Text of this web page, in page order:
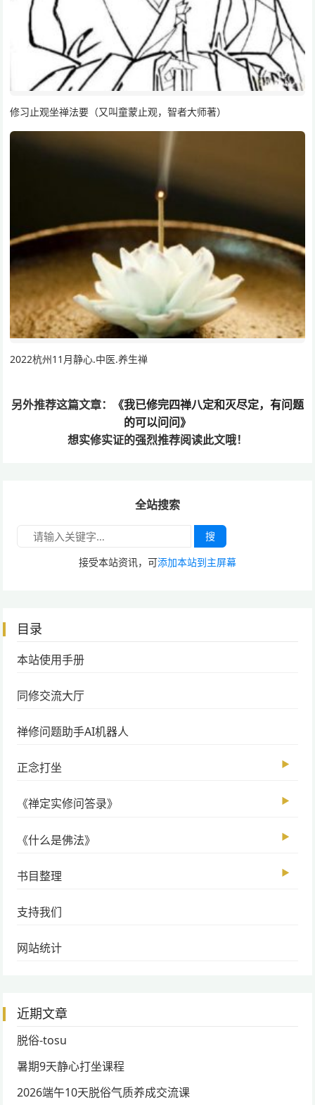
修习止观坐禅法要（又叫童蒙止观，智者大师著）
2022杭州11月静心.中医.养生禅
另外推荐这篇文章：
《我已修完四禅八定和灭尽定，有问题
的可以问问》
想实修实证的强烈推荐阅读此文哦！
全站搜索
搜
接受本站资讯，可添加本站到主屏幕
目录
本站使用手册
同修交流大厅
禅修问题助手AI机器人
正念打坐 ▶
《禅定实修问答录》 ▶
《什么是佛法》 ▶
书目整理 ▶
支持我们
网站统计
近期文章
脱俗-tosu
暑期9天静心打坐课程
2026端午10天脱俗气质养成交流课